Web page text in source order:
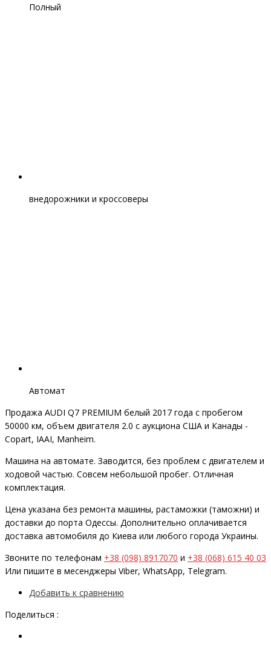
Полный
внедорожники и кроссоверы
Автомат
Продажа AUDI Q7 PREMIUM белый 2017 года с пробегом
50000 км, объем двигателя 2.0 с аукциона США и Канады -
Copart, IAAI, Manheim.
Машина на автомате. Заводится, без проблем с двигателем и
ходовой частью. Совсем небольшой пробег. Отличная
комплектация.
Цена указана без ремонта машины, растаможки (таможни) и
доставки до порта Одессы. Дополнительно оплачивается
доставка автомобиля до Киева или любого города Украины.
Звоните по телефонам +38 (098) 8917070 и +38 (068) 615 40 03
Или пишите в месенджеры Viber, WhatsApp, Telegram.
Добавить к сравнению
Поделиться :